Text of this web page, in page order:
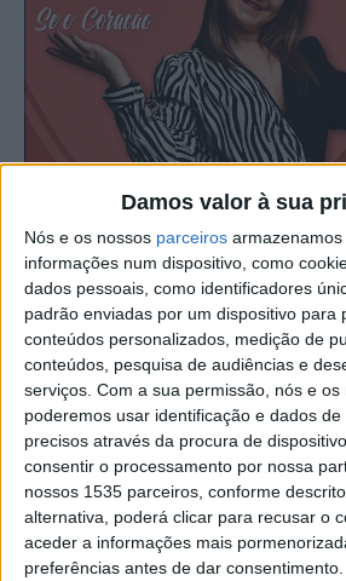
Damos valor à sua
Nós e os nossos parceiros
informações num dispositivo, como
dados pessoais, como identificadores
padrão enviadas por um dispositivo para
conteúdos personalizados, medição de
conteúdos, pesquisa de audiências e
serviços. Com a sua permissão, nós e os
poderemos usar identificação e dados
precisos através da procura de
consentir o processamento por nossa
nossos 1535 parceiros, conforme
alternativa, poderá clicar para recusar o
aceder a informações mais
preferências antes de dar consentimento.
Suzy acaba de lançar um novo
chamado “Se o Coração Não
País Real.
A cantora albicastrense desde os
lembra de cantar tudo quanto era
sonho era pegar num microfone e